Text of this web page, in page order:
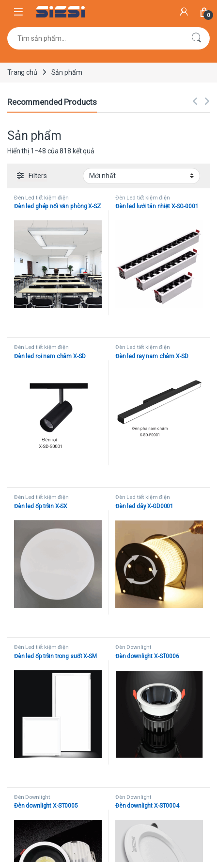
Skip to navigation
Skip to content
0
Tìm kiếm:
Trang chủ Sản phẩm
Recommended Products
Sản phẩm
Hiển thị 1–48 của 818 kết quảĐược sắp xếp theo mới nhất
Filters
Đèn Led tiết kiệm điện
Đèn led ghép nối văn phòng X-SZ
Đèn Led tiết kiệm điện
Đèn led lưới tản nhiệt X-SG-0001
Đèn Led tiết kiệm điện
Đèn led rọi nam châm X-SD
Đèn Led tiết kiệm điện
Đèn led ray nam châm X-SD
Đèn Led tiết kiệm điện
Đèn led ốp trần X-SX
Đèn Led tiết kiệm điện
Đèn led dây X-GD0001
Đèn Led tiết kiệm điện
Đèn led ốp trần trong suốt X-SM
Đèn Downlight
Đèn downlight X-ST0006
Đèn Downlight
Đèn downlight X-ST0005
Đèn Downlight
Đèn downlight X-ST0004